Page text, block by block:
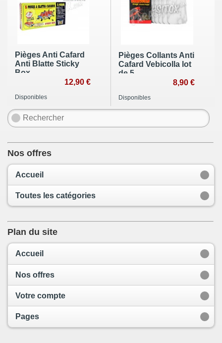
Pièges Anti Cafard
Anti Blatte Sticky
Box
12,90 €
Disponibles
Pièges Collants Anti
Cafard Vebicolla lot
de 5
8,90 €
Disponibles
Nos offres
Accueil
Toutes les catégories
Plan du site
Accueil
Nos offres
Votre compte
Pages